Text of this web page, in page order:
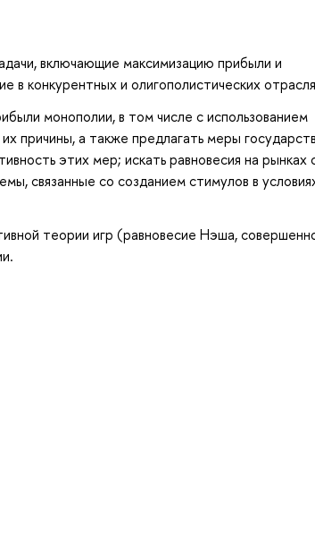
включающие максимизацию прибыли и
конкурентных и олигополистических
монополии, в том числе с использованием
причины, а также предлагать меры
этих мер; искать равновесия на рынках
связанные со созданием стимулов в
теории игр (равновесие Нэша,